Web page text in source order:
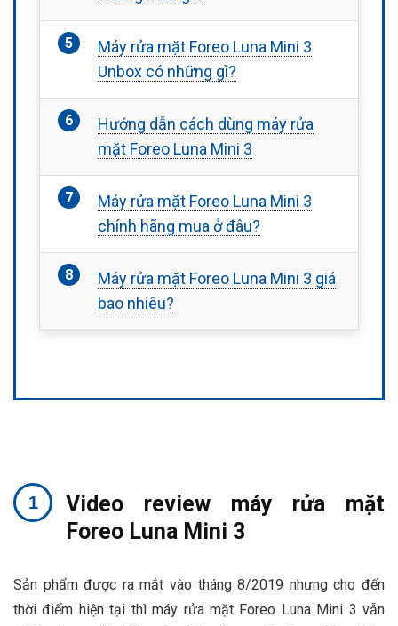
Máy rửa mặt Foreo Luna Mini 3
Unbox có những gì?
Hướng dẫn cách dùng máy rửa
mặt Foreo Luna Mini 3
Máy rửa mặt Foreo Luna Mini 3
chính hãng mua ở đâu?
Máy rửa mặt Foreo Luna Mini 3 giá
bao nhiêu?
Video review máy rửa mặt
Foreo Luna Mini 3
Sản phẩm được ra mắt vào tháng 8/2019 nhưng cho đến
thời điểm hiện tại thì máy rửa mặt Foreo Luna Mini 3 vẫn